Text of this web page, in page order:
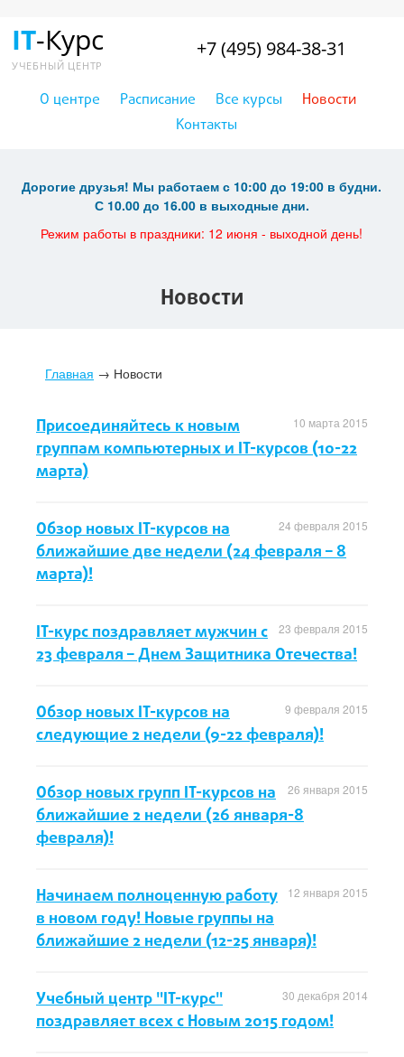
IT-Курс
УЧЕБНЫЙ ЦЕНТР
О центре Расписание Все курсы
Новости
Контакты
+7 (495) 984-38-31
Дорогие друзья! Мы работаем с 10:00 до 19:00 в будни.
С 10.00 до 16.00 в выходные дни.
Режим работы в праздники: 12 июня - выходной день!
Новости
Главная → Новости
10 марта 2015
Присоединяйтесь к новым
группам компьютерных и IT-курсов (10-22
марта)
24 февраля 2015
Обзор новых IT-курсов на
ближайшие две недели (24 февраля – 8
марта)!
23 февраля 2015
IT-курс поздравляет мужчин с
23 февраля – Днем Защитника Отечества!
9 февраля 2015
Обзор новых IT-курсов на
следующие 2 недели (9-22 февраля)!
26 января 2015
Обзор новых групп IT-курсов на
ближайшие 2 недели (26 января-8
февраля)!
12 января 2015
Начинаем полноценную работу
в новом году! Новые группы на
ближайшие 2 недели (12-25 января)!
30 декабря 2014
Учебный центр "IT-курс"
поздравляет всех с Новым 2015 годом!